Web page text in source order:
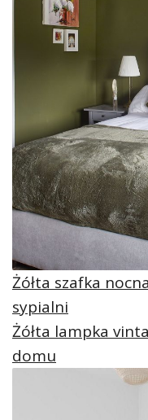
Żółta szafka
sypialni
Żółta lampka
domu